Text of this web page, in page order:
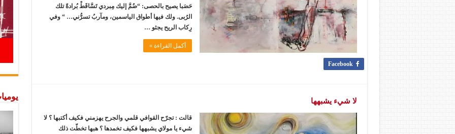
حَصَبا يصيح بالحصى: “ضُمَّ إليك مِبردي تَسَّاقَطْ بُرادةً تلك
الرُبى. ولك فيها أطواق الياسمين، ومآربُ تسرُّني… “ وفي
رِكاب الريح يجثو …
أكمل القراءة »
Facebook
لا شيء يشبهها
قالت : تجرّح القوافي قلمي والجرح يهزمني فكيف أكتبها ؟ لا
شيء يا مولاي يشبهها فكيف تخمدها ؟ هبها تخطّت ذلك